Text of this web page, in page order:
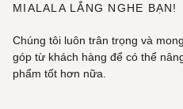
MIALALA LẮNG NGHE BẠN!
Chúng tôi luôn trân trọng và
góp từ khách hàng để có thể
phẩm tốt hơn nữa.